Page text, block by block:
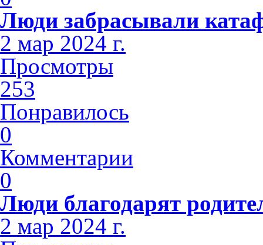
Люди забрасывали
2 мар 2024 г.
Просмотры
253
Понравилось
0
Комментарии
0
Люди благодарят
2 мар 2024 г.